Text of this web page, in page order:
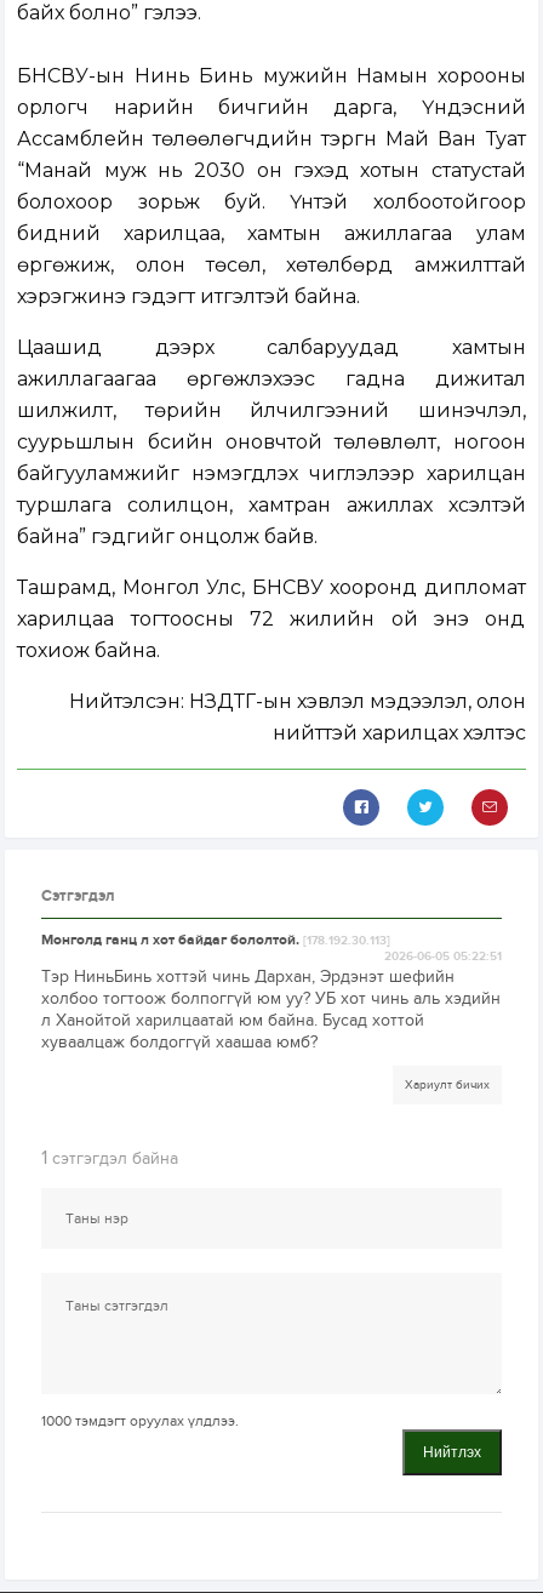
байх болно” гэлээ.
БНСВУ-ын Нинь Бинь мужийн Намын хорооны
орлогч нарийн бичгийн дарга, Үндэсний
Ассамблейн төлөөлөгчдийн тэргүүн Май Ван Туат
“Манай муж нь 2030 он гэхэд хотын статустай
болохоор зорьж буй. Үүнтэй холбоотойгоор
бидний харилцаа, хамтын ажиллагаа улам
өргөжиж, олон төсөл, хөтөлбөрүүд амжилттай
хэрэгжинэ гэдэгт итгэлтэй байна.
Цаашид дээрх салбаруудад хамтын
ажиллагаагаа өргөжүүлэхээс гадна дижитал
шилжилт, төрийн үйлчилгээний шинэчлэл,
суурьшлын бүсийн оновчтой төлөвлөлт, ногоон
байгууламжийг нэмэгдүүлэх чиглэлээр харилцан
туршлага солилцон, хамтран ажиллах хүсэлтэй
байна” гэдгийг онцолж байв.
Ташрамд, Монгол Улс, БНСВУ хооронд дипломат
харилцаа тогтоосны 72 жилийн ой энэ онд
тохиож байна.
Нийтэлсэн: НЗДТГ-ын хэвлэл мэдээлэл, олон
нийттэй харилцах хэлтэс
Сэтгэгдэл
Монголд ганц л хот байдаг бололтой.[178.192.30.113]
2026-06-05 05:22:51
Тэр НиньБинь хоттэй чинь Дархан, Эрдэнэт шефийн
холбоо тогтоож болпоггүй юм уу? УБ хот чинь аль хэдийн
л Ханойтой харилцаатай юм байна. Бусад хоттой
хуваалцаж болдоггүй хаашаа юмб?
Хариулт бичих
1 сэтгэгдэл байна
1000 тэмдэгт оруулах үлдлээ.
Нийтлэх